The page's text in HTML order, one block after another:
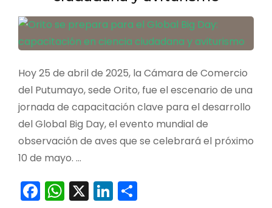
Hoy 25 de abril de 2025, la Cámara de Comercio
del Putumayo, sede Orito, fue el escenario de una
jornada de capacitación clave para el desarrollo
del Global Big Day, el evento mundial de
observación de aves que se celebrará el próximo
10 de mayo. …
Facebook
WhatsApp
X LinkedIn